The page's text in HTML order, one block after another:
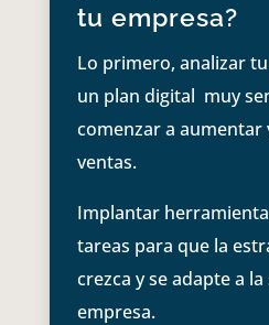
tu empresa?
Lo primero, analizar
un plan digital muy
comenzar a aumentar
ventas.
Implantar
tareas para que la
crezca y se adapte a
empresa.